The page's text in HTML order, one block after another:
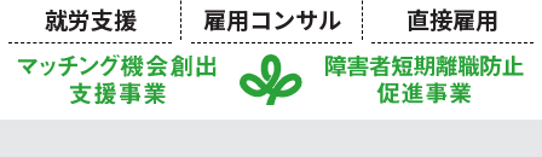
就労支援 雇用コンサル 直接雇用